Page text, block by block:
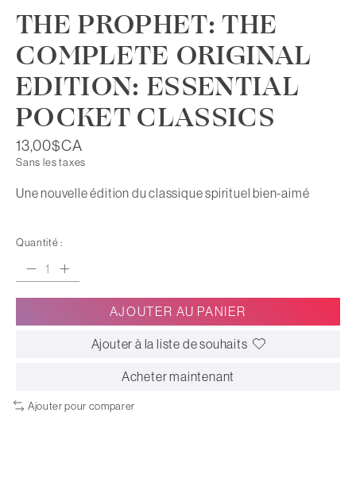
THE PROPHET: THE
COMPLETE ORIGINAL
EDITION: ESSENTIAL
POCKET CLASSICS
13,00$CA
Sans les taxes
Une nouvelle édition du classique spirituel bien-aimé
Quantité :
AJOUTER AU PANIER
Ajouter à la liste de souhaits
Acheter maintenant
Ajouter pour comparer